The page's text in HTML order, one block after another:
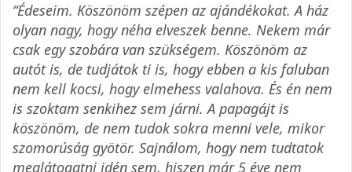
“Édeseim. Köszönöm szépen az ajándékokat. A ház
olyan nagy, hogy néha elveszek benne. Nekem már
csak egy szobára van szükségem. Köszönöm az
autót is, de tudjátok ti is, hogy ebben a kis faluban
nem kell kocsi, hogy elmehess valahova. És én nem
is szoktam senkihez sem járni. A papagájt is
köszönöm, de nem tudok sokra menni vele, mikor
szomorúság gyötör. Sajnálom, hogy nem tudtatok
meglátogatni idén sem, hiszen már 5 éve nem